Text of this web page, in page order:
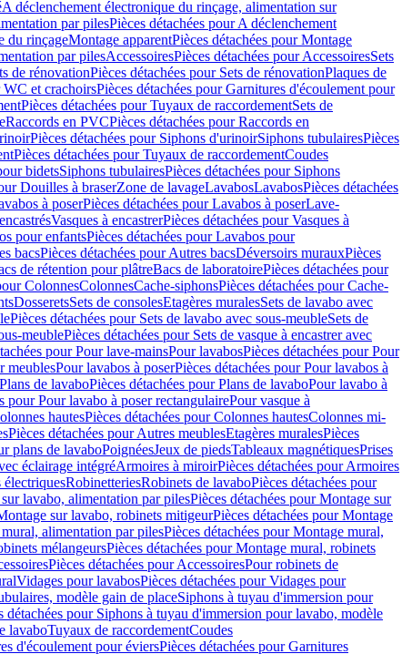
A déclenchement électronique du rinçage, alimentation sur
par pilesPièces détachées pour A déclenchement
du rinçageMontage apparentPièces détachées pour Montage
par pilesAccessoiresPièces détachées pour AccessoiresSets
de rénovationPièces détachées pour Sets de rénovationPlaques de
et crachoirsPièces détachées pour Garnitures d'écoulement pour
Pièces détachées pour Tuyaux de raccordementSets de
Raccords en PVCPièces détachées pour Raccords en
Pièces détachées pour Siphons d'urinoirSiphons tubulairesPièces
Pièces détachées pour Tuyaux de raccordementCoudes
bidetsSiphons tubulairesPièces détachées pour Siphons
Douilles à braserZone de lavageLavabosLavabosPièces détachées
à poserPièces détachées pour Lavabos à poserLave-
Vasques à encastrerPièces détachées pour Vasques à
pour enfantsPièces détachées pour Lavabos pour
bacsPièces détachées pour Autres bacsDéversoirs murauxPièces
de rétention pour plâtreBacs de laboratoirePièces détachées pour
ColonnesColonnesCache-siphonsPièces détachées pour Cache-
DosseretsSets de consolesEtagères muralesSets de lavabo avec
Pièces détachées pour Sets de lavabo avec sous-meubleSets de
meublePièces détachées pour Sets de vasque à encastrer avec
pour Pour lave-mainsPour lavabosPièces détachées pour Pour
meublesPour lavabos à poserPièces détachées pour Pour lavabos à
Plans de lavaboPièces détachées pour Plans de lavaboPour lavabo à
pour Pour lavabo à poser rectangulairePour vasque à
hautesPièces détachées pour Colonnes hautesColonnes mi-
Pièces détachées pour Autres meublesEtagères muralesPièces
plans de lavaboPoignéesJeux de piedsTableaux magnétiquesPrises
éclairage intégréArmoires à miroirPièces détachées pour Armoires
électriquesRobinetteriesRobinets de lavaboPièces détachées pour
lavabo, alimentation par pilesPièces détachées pour Montage sur
sur lavabo, robinets mitigeurPièces détachées pour Montage
alimentation par pilesPièces détachées pour Montage mural,
mélangeursPièces détachées pour Montage mural, robinets
Pièces détachées pour AccessoiresPour robinets de
Vidages pour lavabosPièces détachées pour Vidages pour
modèle gain de placeSiphons à tuyau d'immersion pour
détachées pour Siphons à tuyau d'immersion pour lavabo, modèle
lavaboTuyaux de raccordementCoudes
d'écoulement pour éviersPièces détachées pour Garnitures